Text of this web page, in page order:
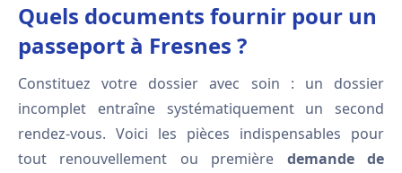
Quels documents fournir pour un
passeport à Fresnes ?
Constituez votre dossier avec soin : un dossier
incomplet entraîne systématiquement un second
rendez-vous. Voici les pièces indispensables pour
tout renouvellement ou première demande de